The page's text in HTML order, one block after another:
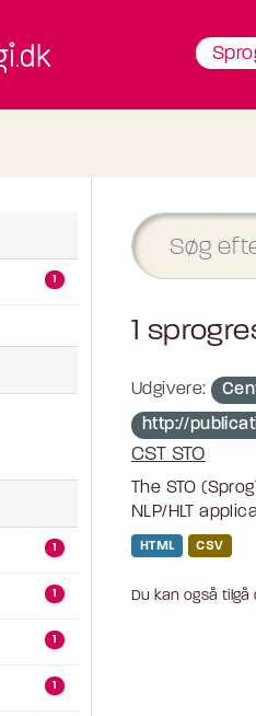
1
1
1
1
1
1
Udgivere:
http://
CST STO
The STO
NLP/HLT
HTML CSV
Du kan også